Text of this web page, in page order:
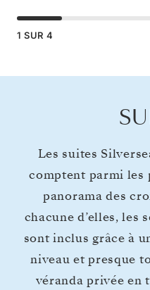
1 SUR 4
Les suites
comptent parmi les
panorama des
chacune d’elles, les
sont inclus grâce à
niveau et presque
véranda privée en